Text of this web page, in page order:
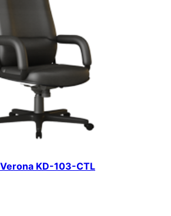
KD-103-CTL